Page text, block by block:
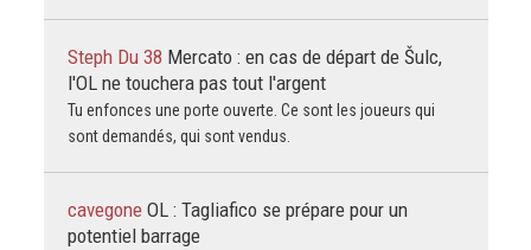
Steph Du 38 Mercato : en cas de départ de Šulc,
l'OL ne touchera pas tout l'argent
Tu enfonces une porte ouverte. Ce sont les joueurs qui
sont demandés, qui sont vendus.
cavegone OL : Tagliafico se prépare pour un
potentiel barrage